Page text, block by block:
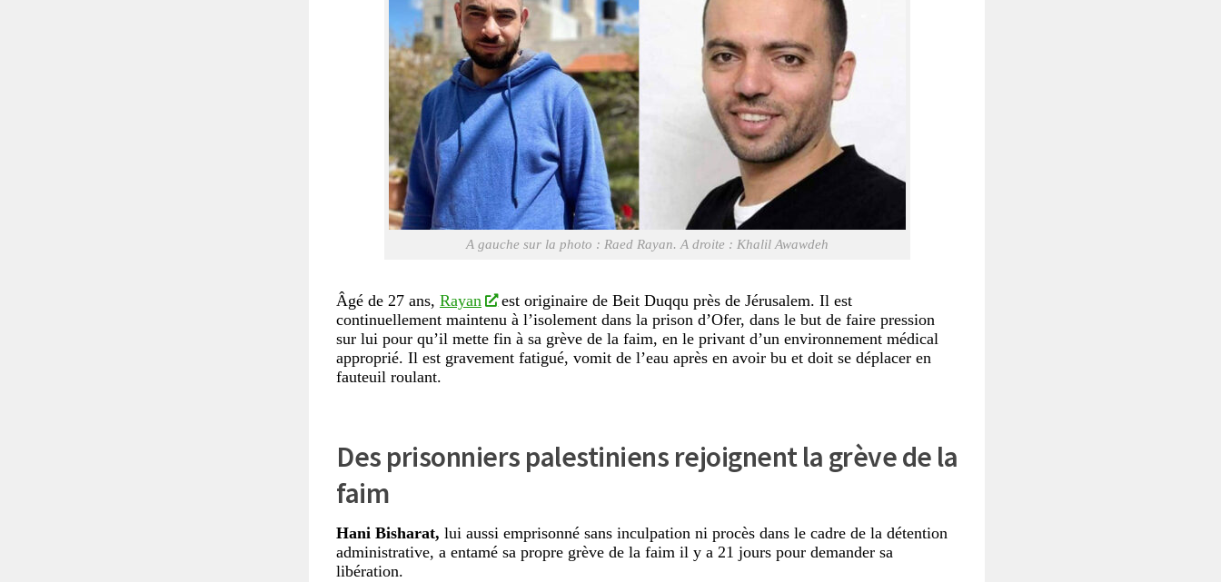
A gauche sur la photo : Raed Rayan. A droite : Khalil Awawdeh
Âgé de 27 ans, Rayan
est originaire de Beit Duqqu près de Jérusalem. Il est
continuellement maintenu à l’isolement dans la prison d’Ofer, dans le but de faire pression
sur lui pour qu’il mette fin à sa grève de la faim, en le privant d’un environnement médical
approprié. Il est gravement fatigué, vomit de l’eau après en avoir bu et doit se déplacer en
fauteuil roulant.
Des prisonniers palestiniens rejoignent la grève de la
faim
Hani Bisharat, lui aussi emprisonné sans inculpation ni procès dans le cadre de la détention
administrative, a entamé sa propre grève de la faim il y a 21 jours pour demander sa
libération.